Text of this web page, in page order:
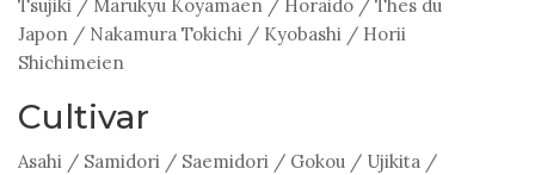
Tsujiki / Marukyu Koyamaen / Horaido / Thes du
Japon / Nakamura Tokichi / Kyobashi / Horii
Shichimeien
Cultivar
Asahi / Samidori / Saemidori / Gokou / Ujikita /